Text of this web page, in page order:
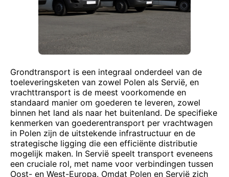
Grondtransport is een integraal onderdeel van de
toeleveringsketen van zowel Polen als Servië, en
vrachttransport is de meest voorkomende en
standaard manier om goederen te leveren, zowel
binnen het land als naar het buitenland. De specifieke
kenmerken van goederentransport per vrachtwagen
in Polen zijn de uitstekende infrastructuur en de
strategische ligging die een efficiënte distributie
mogelijk maken. In Servië speelt transport eveneens
een cruciale rol, met name voor verbindingen tussen
Oost- en West-Europa. Omdat Polen en Servië zich